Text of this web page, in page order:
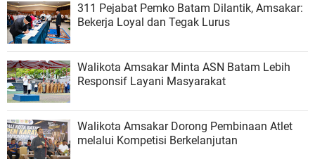
311 Pejabat Pemko Batam Dilantik, Amsakar:
Bekerja Loyal dan Tegak Lurus
Walikota Amsakar Minta ASN Batam Lebih
Responsif Layani Masyarakat
Walikota Amsakar Dorong Pembinaan Atlet
melalui Kompetisi Berkelanjutan